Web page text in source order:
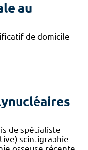
au
de domicile
de spécialiste
scintigraphie